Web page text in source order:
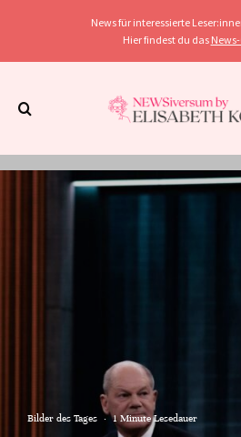
News für interessierte
Hier findest du das
Bilder des Tages · 1 Minute Lesedauer